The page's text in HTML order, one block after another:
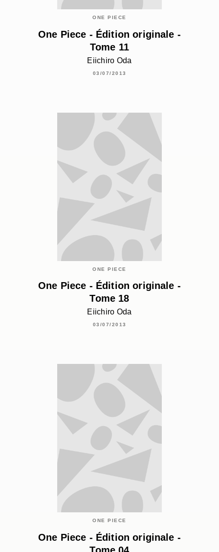
ONE PIECE
One Piece - Édition originale -
Tome 11
Eiichiro Oda
03/07/2013
ONE PIECE
One Piece - Édition originale -
Tome 18
Eiichiro Oda
03/07/2013
ONE PIECE
One Piece - Édition originale -